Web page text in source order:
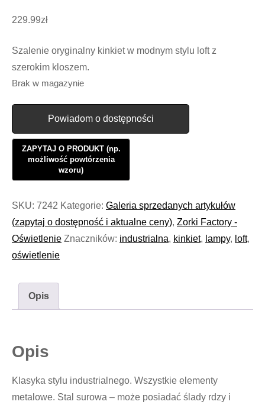
229.99zł
Szalenie oryginalny kinkiet w modnym stylu loft z
szerokim kloszem.
Brak w magazynie
Powiadom o dostępności
SKU: 7242 Kategorie: Galeria sprzedanych artykułów
(zapytaj o dostępność i aktualne ceny), Zorki Factory -
Oświetlenie Znaczników: industrialna, kinkiet, lampy, loft,
oświetlenie
Opis
Opis
Klasyka stylu industrialnego. Wszystkie elementy
metalowe. Stal surowa – może posiadać ślady rdzy i